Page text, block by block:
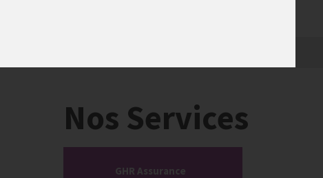
Nos Services
GHR Assurance